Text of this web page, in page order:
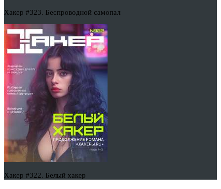
Хакер #323. Беспроводной самопал
Хакер #322. Белый хакер